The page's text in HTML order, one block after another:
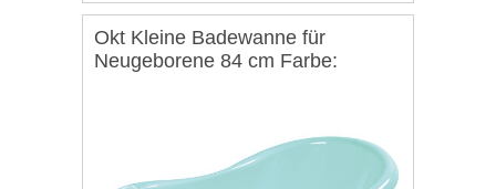
Okt Kleine Badewanne für
Neugeborene 84 cm Farbe: